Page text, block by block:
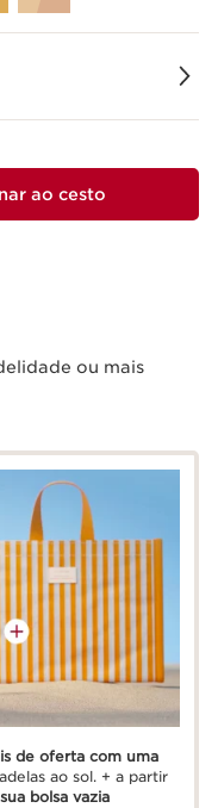
ao cesto
ou mais
de oferta com uma
ao sol. + a partir
bolsa vazia